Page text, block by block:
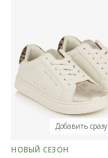
Добавить сразу
НОВЫЙ СЕЗОН